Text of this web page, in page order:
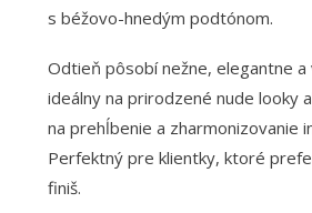
s béžovo-hnedým podtónom.
Odtieň pôsobí nežne, elegantne a
ideálny na prirodzené nude looky
na prehĺbenie a zharmonizovanie
Perfektný pre klientky, ktoré
finiš.